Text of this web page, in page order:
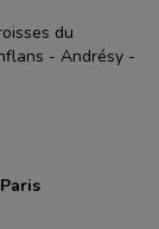
du
- Andrésy -